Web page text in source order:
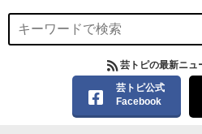
芸トピの最新ニュ
芸トピ公式
Facebook